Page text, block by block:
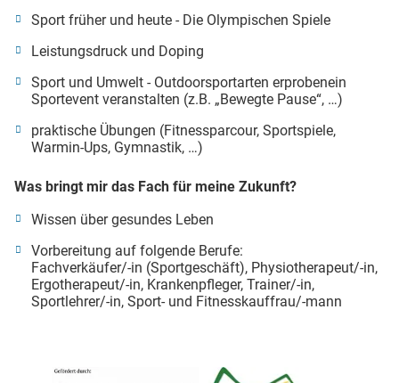
Sport früher und heute - Die Olympischen Spiele
Leistungsdruck und Doping
Sport und Umwelt - Outdoorsportarten erprobenein
Sportevent veranstalten (z.B. „Bewegte Pause“, …)
praktische Übungen (Fitnessparcour, Sportspiele,
Warmin-Ups, Gymnastik, …)
Was bringt mir das Fach für meine Zukunft?
Wissen über gesundes Leben
Vorbereitung auf folgende Berufe:
Fachverkäufer/-in (Sportgeschäft), Physiotherapeut/-in,
Ergotherapeut/-in, Krankenpfleger, Trainer/-in,
Sportlehrer/-in, Sport- und Fitnesskauffrau/-mann